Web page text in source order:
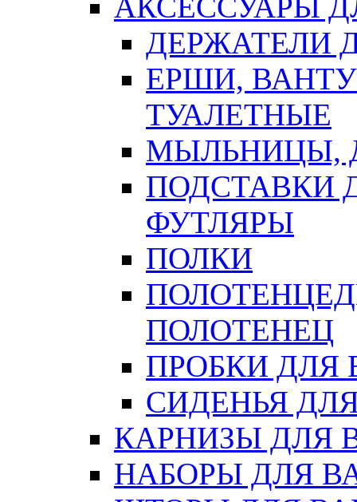
АКСЕССУАРЫ
ДЕРЖАТЕЛИ
ЕРШИ,
ТУАЛЕТНЫЕ
МЫЛЬНИЦЫ,
ПОДСТАВКИ
ФУТЛЯРЫ
ПОЛКИ
ПОЛОТЕНЕЦ
ПРОБКИ ДЛЯ
СИДЕНЬЯ
КАРНИЗЫ ДЛЯ
НАБОРЫ ДЛЯ